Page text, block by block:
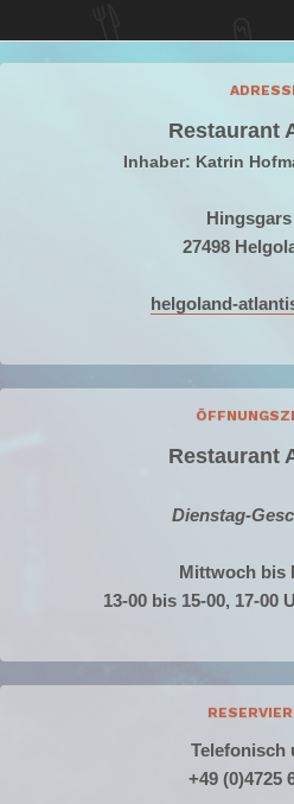
Restaurant
Inhaber: Katrin
Hingsgars
27498
helgoland-
Restaurant
Dienstag-
Mittwoch bis
13-00 bis 15-00, 17-00
Telefonisch
+49 (0)4725